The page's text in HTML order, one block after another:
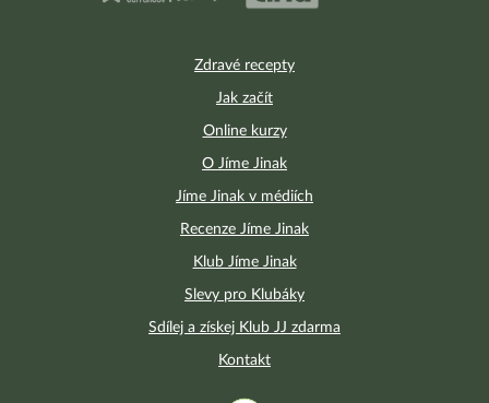
Zdravé recepty
Jak začít
Online kurzy
O Jíme Jinak
Jíme Jinak v médiích
Recenze Jíme Jinak
Klub Jíme Jinak
Slevy pro Klubáky
Sdílej a získej Klub JJ zdarma
Kontakt